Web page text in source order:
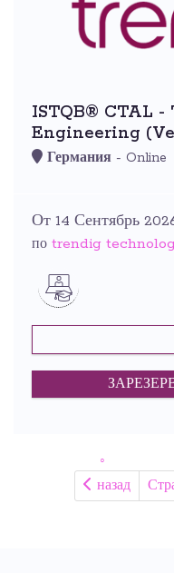
ISTQB® CTAL
Engineering
Германия - Online
От 14 Сентябрь
по trendig
назад